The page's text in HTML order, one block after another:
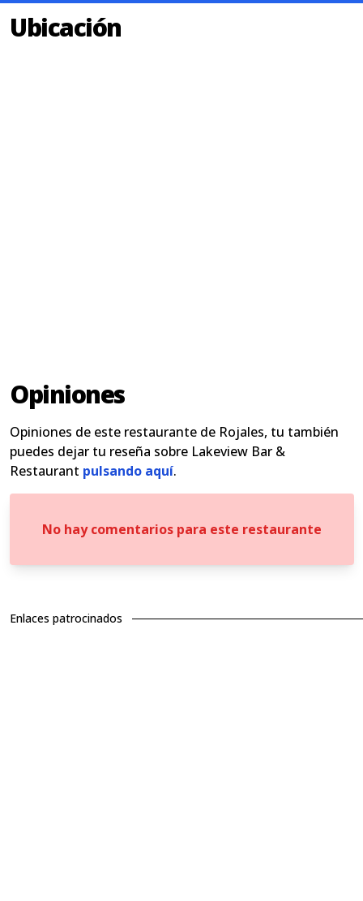
Ubicación
Opiniones
Opiniones de este restaurante de Rojales, tu también
puedes dejar tu reseña sobre Lakeview Bar &
Restaurant pulsando aquí.
No hay comentarios para este restaurante
Enlaces patrocinados